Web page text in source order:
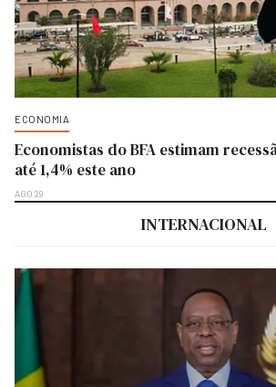
ECONOMIA
Economistas do BFA estimam
até 1,4% este ano
AGO 29
INTERNACIONAL